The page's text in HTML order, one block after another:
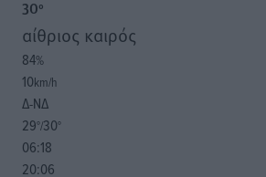
30°
αίθριος καιρός
84%
10km/h
Δ-ΝΔ
29°/30°
06:18
20:06